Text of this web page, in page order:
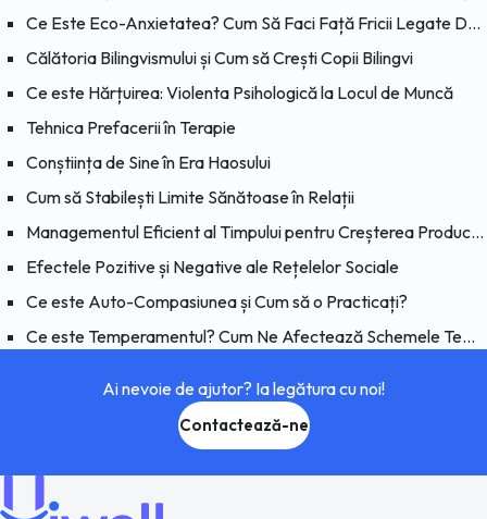
Ce Este Eco-Anxietatea? Cum Să Faci Față Fricii Legate De Schimbările Climatice?
Călătoria Bilingvismului și Cum să Crești Copii Bilingvi
Ce este Hărțuirea: Violenta Psihologică la Locul de Muncă
Tehnica Prefacerii în Terapie
Conștiința de Sine în Era Haosului
Cum să Stabilești Limite Sănătoase în Relații
Managementul Eficient al Timpului pentru Creșterea Productivității
Efectele Pozitive și Negative ale Rețelelor Sociale
Ce este Auto-Compasiunea și Cum să o Practicați?
Ce este Temperamentul? Cum Ne Afectează Schemele Temperamentul?
Ai nevoie de ajutor? Ia legătura cu noi!
Contactează-ne